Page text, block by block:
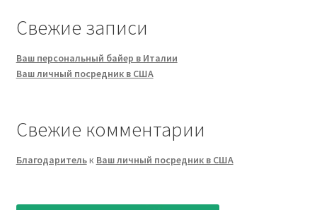
Свежие записи
Ваш персональный байер в Италии
Ваш личный посредник в США
Свежие комментарии
Благодарительк Ваш личный посредник в США